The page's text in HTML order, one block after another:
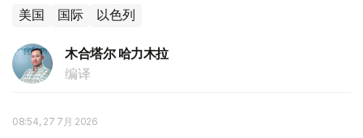
美国 国际 以色列
木合塔尔 哈力木拉
编译
08:54, 27 7月 2026